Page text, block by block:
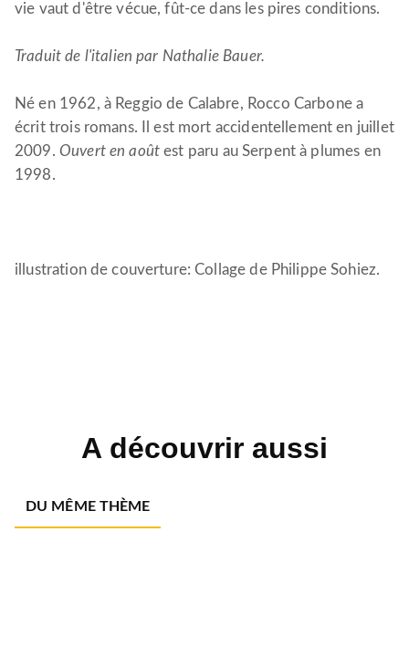
vie vaut d'être vécue, fût-ce dans les pires conditions.
Traduit de l'italien par Nathalie Bauer.
Né en 1962, à Reggio de Calabre, Rocco Carbone a
écrit trois romans. Il est mort accidentellement en juillet
2009. Ouvert en août est paru au Serpent à plumes en
1998.
illustration de couverture: Collage de Philippe Sohiez.
A découvrir aussi
DU MÊME THÈME